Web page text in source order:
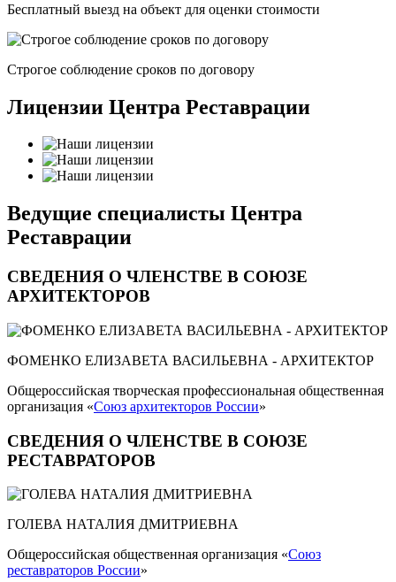
Бесплатный выезд на объект для оценки стоимости
Строгое соблюдение сроков по договору
Лицензии Центра Реставрации
Ведущие специалисты Центра
Реставрации
СВЕДЕНИЯ О ЧЛЕНСТВЕ В СОЮЗЕ
АРХИТЕКТОРОВ
ФОМЕНКО ЕЛИЗАВЕТА ВАСИЛЬЕВНА - АРХИТЕКТОР
Общероссийская творческая профессиональная общественная
организация «Союз архитекторов России»
СВЕДЕНИЯ О ЧЛЕНСТВЕ В СОЮЗЕ
РЕСТАВРАТОРОВ
ГОЛЕВА НАТАЛИЯ ДМИТРИЕВНА
Общероссийская общественная организация «Союз
реставраторов России»